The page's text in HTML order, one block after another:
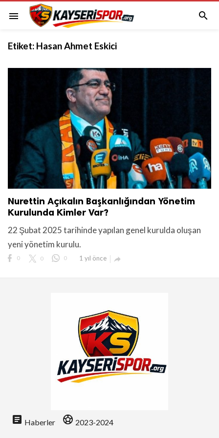
menu 
Etiket: Hasan Ahmet Eskici
Nurettin Açıkalın Başkanlığından Yönetim
Kurulunda Kimler Var?
22 Şubat 2025 tarihinde yapılan genel kurulda oluşan
yeni yönetim kurulu.
0 0 0 1 yıl önce 
article Haberler sports_soccer 2023-2024